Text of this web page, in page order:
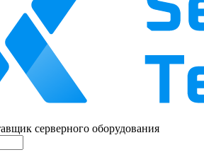
серверного оборудования